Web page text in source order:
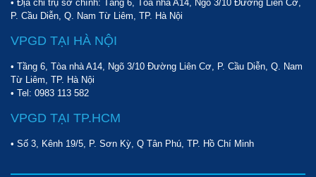
Cuối cùng là sử dụng bảng điều chỉnh để điều khiển các bộ phận
Tất cả các bộ phận của
với nhau một cách nhịp nhàng từ đó làm sạch hoàn toàn mọi địa
điểm chúng làm việc.
Lưu ý khi mua xe quét rác công nghiệp Palada PD 1400
dùng cần cân nhắc và lựa chọn dễ dàng. Đặc biệt, với một sản
• Địa chỉ trụ sở chính: Tầng 6, Tòa nhà A14, Ngõ 3/10 Đường Liên Cơ,
P. Cầu Diễn, Q. Nam Từ Liêm, TP. Hà Nội
VPGD TẠI HÀ NỘI
• Tầng 6, Tòa nhà A14, Ngõ 3/10 Đường Liên Cơ, P. Cầu Diễn, Q. Nam
Từ Liêm, TP. Hà Nội
• Tel: 0983 113 582
VPGD TẠI TP.HCM
• Số 3, Kênh 19/5, P. Sơn Kỳ, Q Tân Phú, TP. Hồ Chí Minh